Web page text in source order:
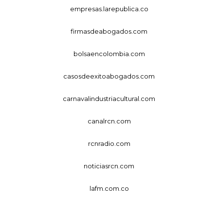
empresas.larepublica.co
firmasdeabogados.com
bolsaencolombia.com
casosdeexitoabogados.com
carnavalindustriacultural.com
canalrcn.com
rcnradio.com
noticiasrcn.com
lafm.com.co